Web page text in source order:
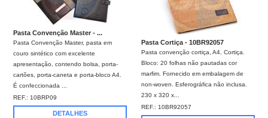
Pasta Convenção Master - ...
Pasta Convenção Master, pasta em
couro sintético com excelente
apresentação, contendo bolsa, porta-
cartões, porta-caneta e porta-bloco A4.
É confeccionada ...
REF.:10BRP09
DETALHES
Pasta Cortiça - 10BR92057
Pasta convenção cortiça, A4. Cortiça.
Bloco: 20 folhas não pautadas cor
marfim. Fornecido em embalagem de
non-woven. Esferográfica não inclusa.
230 x 320 x...
REF.:10BR92057